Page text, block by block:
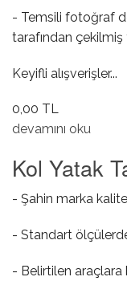
- Temsili fotoğraf
tarafından çekilmiş
Keyifli alışverişler...
0,00 TL
Ana Yatak Takımı
devamını oku
Kol Yatak
- Şahin marka
- Standart
- Belirtilen araçlara